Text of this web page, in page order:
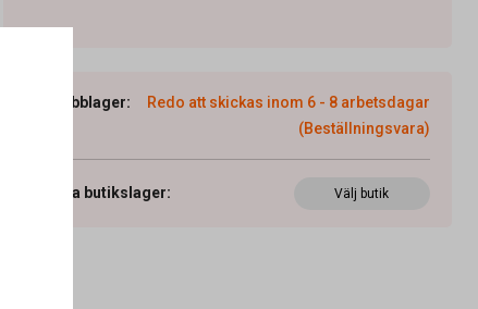
Webblager:
Redo att skickas inom 6 - 8 arbetsdagar
(Beställningsvara)
Visa butikslager: Välj butik